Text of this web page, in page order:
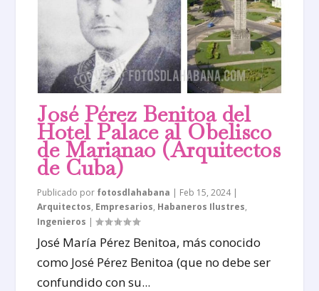
José Pérez Benitoa del
Hotel Palace al Obelisco
de Marianao (Arquitectos
de Cuba)
Publicado por fotosdlahabana | Feb 15, 2024|
Arquitectos, Empresarios, Habaneros Ilustres,
Ingenieros |
José María Pérez Benitoa, más conocido
como José Pérez Benitoa (que no debe ser
confundido con su...